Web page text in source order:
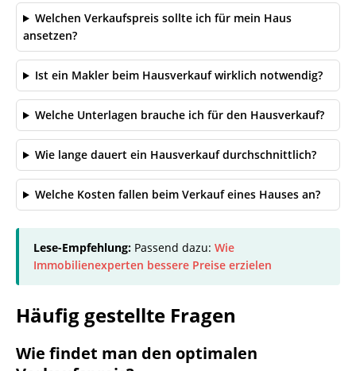
Welchen Verkaufspreis sollte ich für mein Haus
ansetzen?
Ist ein Makler beim Hausverkauf wirklich notwendig?
Welche Unterlagen brauche ich für den Hausverkauf?
Wie lange dauert ein Hausverkauf durchschnittlich?
Welche Kosten fallen beim Verkauf eines Hauses an?
Lese-Empfehlung: Passend dazu: Wie
Immobilienexperten bessere Preise erzielen
Häufig gestellte Fragen
Wie findet man den optimalen